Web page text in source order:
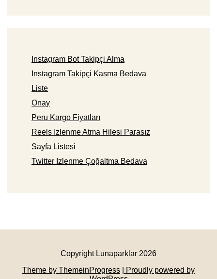
Instagram Bot Takipçi Alma
Instagram Takipçi Kasma Bedava
Liste
Onay
Peru Kargo Fiyatları
Reels Izlenme Atma Hilesi Parasız
Sayfa Listesi
Twitter Izlenme Çoğaltma Bedava
Copyright Lunaparklar 2026
Theme by ThemeinProgress
| Proudly powered by